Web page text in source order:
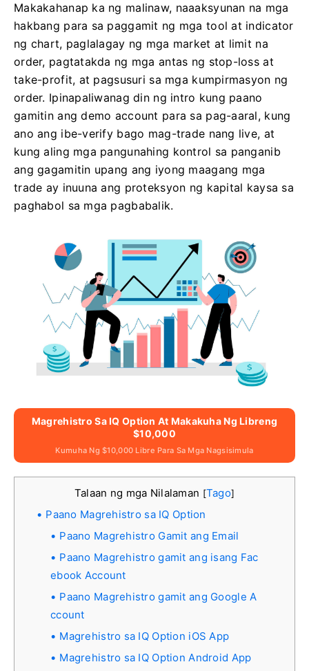
Makakahanap ka ng malinaw, naaaksyunan na mga
hakbang para sa paggamit ng mga tool at indicator
ng chart, paglalagay ng mga market at limit na
order, pagtatakda ng mga antas ng stop-loss at
take-profit, at pagsusuri sa mga kumpirmasyon ng
order. Ipinapaliwanag din ng intro kung paano
gamitin ang demo account para sa pag-aaral, kung
ano ang ibe-verify bago mag-trade nang live, at
kung aling mga pangunahing kontrol sa panganib
ang gagamitin upang ang iyong maagang mga
trade ay inuuna ang proteksyon ng kapital kaysa sa
paghabol sa mga pagbabalik.
Magrehistro Sa IQ Option At Makakuha Ng Libreng
$10,000
Kumuha Ng $10,000 Libre Para Sa Mga Nagsisimula
Talaan ng mga Nilalaman [Tago]
Paano Magrehistro sa IQ Option
Paano Magrehistro Gamit ang Email
Paano Magrehistro gamit ang isang Fac
ebook Account
Paano Magrehistro gamit ang Google A
ccount
Magrehistro sa IQ Option iOS App
Magrehistro sa IQ Option Android App